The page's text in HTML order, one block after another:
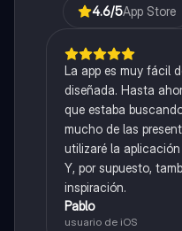
4.6/5App Store
La app es muy fácil
diseñada. Hasta
que estaba
mucho de las
utilizaré la
Y, por supuesto,
inspiración.
Pablo
usuario de iOS